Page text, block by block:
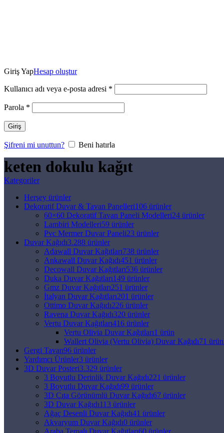
Giriş YapHesap oluştur
Kullanıcı adı veya e-posta adresi *
Parola *
Giriş
Şifreni mi unuttun? Beni hatırla
keten dokulu kağıt
Kategoriler
Herşey ürünler
Dekoratif Duvar & Tavan Panelleri106 ürünler
60×60 Dekoratif Tavan Paneli Modelleri24 ürünler
Lambiri Modelleri59 ürünler
Pvc Mermer Duvar Paneli23 ürünler
Duvar Kağıdı3.288 ürünler
Adawall Duvar Kağıtları738 ürünler
Ankawall Duvar Kağıdı451 ürünler
Decowall Duvar Kağıtları536 ürünler
Duka Duvar Kağıtları149 ürünler
Gmz Duvar Kağıtları251 ürünler
İtalyan Duvar Kağıtları201 ürünler
Ottimo Duvar Kağıdı226 ürünler
Ravena Duvar Kağıdı320 ürünler
Vertu Duvar Kağıtları416 ürünler
Vertu Olivia Duvar Kağıtları1 ürün
Wallert Olivia (Vertu Olivia) Duvar Kağıdı71
Gergi Tavan96 ürünler
Yardımcı Ürünler3 ürünler
3D Duvar Posteri3.329 ürünler
3 Boyutlu Derinlik Duvar Kağıdı221 ürünler
3 Boyutlu Duvar Kağıdı99 ürünler
3D Çıta Görünümlü Duvar Kağıdı67 ürünler
3D Duvar Kağıdı113 ürünler
Ağaç Desenli Duvar Kağıdı41 ürünler
Akvaryum Duvar Kağıdı0 ürünler
Araba Temalı Duvar Kağıtları60 ürünler